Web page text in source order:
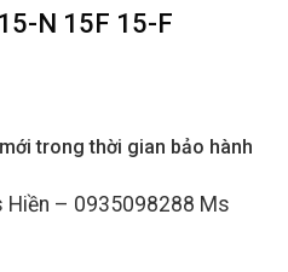
N 15F 15-F
trong thời gian bảo hành
Hiền – 0935098288 Ms